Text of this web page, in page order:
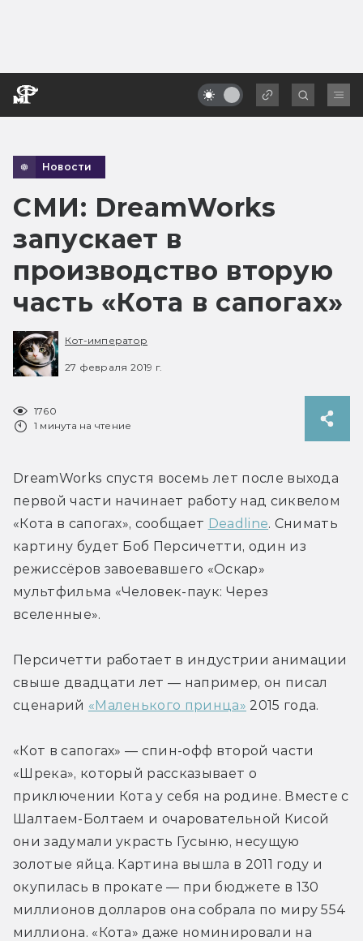
Новости
СМИ: DreamWorks
запускает в
производство вторую
часть «Кота в сапогах»
Кот-император
27 февраля 2019 г.
1760
1 минута на чтение
DreamWorks спустя восемь лет после выхода
первой части начинает работу над сиквелом
«Кота в сапогах», сообщает Deadline. Снимать
картину будет Боб Персичетти, один из
режиссёров завоевавшего «Оскар»
мультфильма «Человек-паук: Через
вселенные».
Персичетти работает в индустрии анимации
свыше двадцати лет — например, он писал
сценарий «Маленького принца» 2015 года.
«Кот в сапогах» — спин-офф второй части
«Шрека», который рассказывает о
приключении Кота у себя на родине. Вместе с
Шалтаем-Болтаем и очаровательной Кисой
они задумали украсть Гусыню, несущую
золотые яйца. Картина вышла в 2011 году и
окупилась в прокате — при бюджете в 130
миллионов долларов она собрала по миру 554
миллиона. «Кота» даже номинировали на